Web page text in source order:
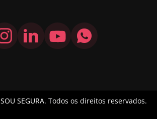
SOU SEGURA. Todos os direitos reservados.